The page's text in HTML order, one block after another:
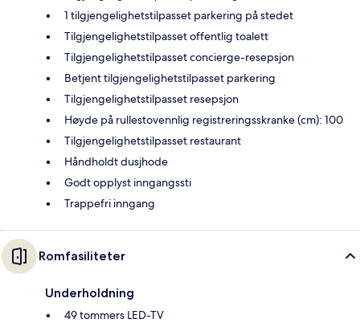
1 tilgjengelighetstilpasset parkering på stedet
Tilgjengelighetstilpasset offentlig toalett
Tilgjengelighetstilpasset concierge-resepsjon
Betjent tilgjengelighetstilpasset parkering
Tilgjengelighetstilpasset resepsjon
Høyde på rullestovennlig registreringsskranke (cm): 100
Tilgjengelighetstilpasset restaurant
Håndholdt dusjhode
Godt opplyst inngangssti
Trappefri inngang
Romfasiliteter
Underholdning
49 tommers LED-TV